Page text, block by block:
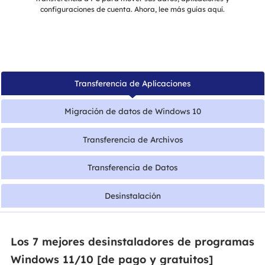
configuraciones de cuenta. Ahora, lee más guías aquí.
Transferencia de Aplicaciones
Migración de datos de Windows 10
Transferencia de Archivos
Transferencia de Datos
Desinstalación
Los 7 mejores desinstaladores de programas
Windows 11/10 [de pago y gratuitos]